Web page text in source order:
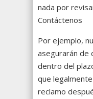
nada por
Contáctenos
Por ejemplo,
asegurarán de
dentro del
que
reclamo